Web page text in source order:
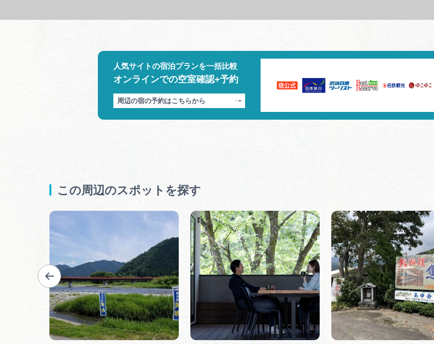
人気サイトの宿泊プランを一括比較
オンラインでの空室確認+予約
周辺の宿の予約はこちらから
この周辺のスポットを探す